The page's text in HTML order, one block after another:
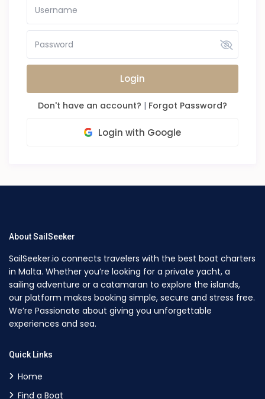
Login
Don't have an account? | Forgot Password?
Login with Google
About SailSeeker
SailSeeker.io connects travelers with the best boat charters
in Malta. Whether you’re looking for a private yacht, a
sailing adventure or a catamaran to explore the islands,
our platform makes booking simple, secure and stress free.
We’re Passionate about giving you unforgettable
experiences and sea.
Quick Links
Home
Find a Boat